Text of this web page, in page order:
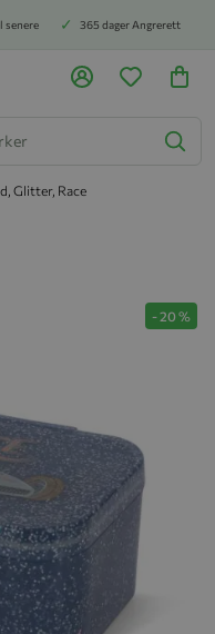
senere 365 dager Angrerett
Glitter, Race
-20 %